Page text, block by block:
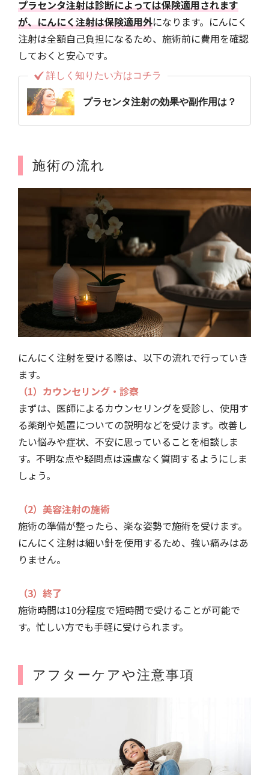
プラセンタ注射は診断によっては保険適用されます
が、にんにく注射は保険適用外になります。にんにく
注射は全額自己負担になるため、施術前に費用を確認
しておくと安心です。
詳しく知りたい方はコチラ
プラセンタ注射の効果や副作用は？
施術の流れ
にんにく注射を受ける際は、以下の流れで行っていき
ます。
（1）カウンセリング・診察
まずは、医師によるカウンセリングを受診し、使用す
る薬剤や処置についての説明などを受けます。改善し
たい悩みや症状、不安に思っていることを相談しま
す。不明な点や疑問点は遠慮なく質問するようにしま
しょう。
（2）美容注射の施術
施術の準備が整ったら、楽な姿勢で施術を受けます。
にんにく注射は細い針を使用するため、強い痛みはあ
りません。
（3）終了
施術時間は10分程度で短時間で受けることが可能で
す。忙しい方でも手軽に受けられます。
アフターケアや注意事項